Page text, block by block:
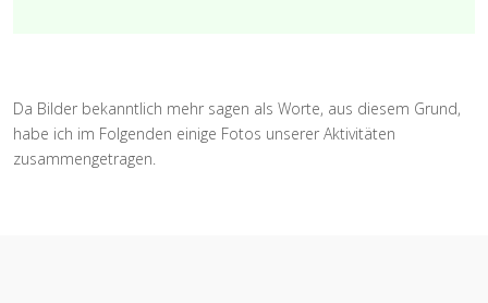
Da Bilder bekanntlich mehr sagen als Worte, aus diesem Grund,
habe ich im Folgenden einige Fotos unserer Aktivitäten
zusammengetragen.